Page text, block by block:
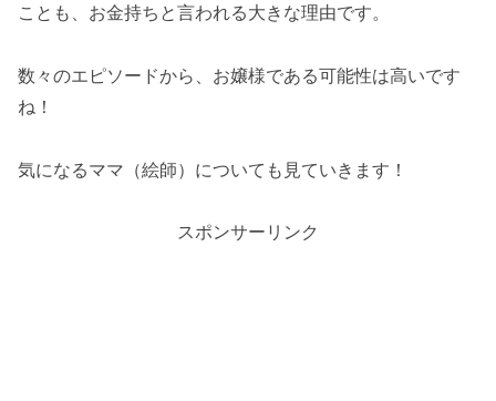
ことも、お金持ちと言われる大きな理由です。
数々のエピソードから、お嬢様である可能性は高いです
ね！
気になるママ（絵師）についても見ていきます！
スポンサーリンク